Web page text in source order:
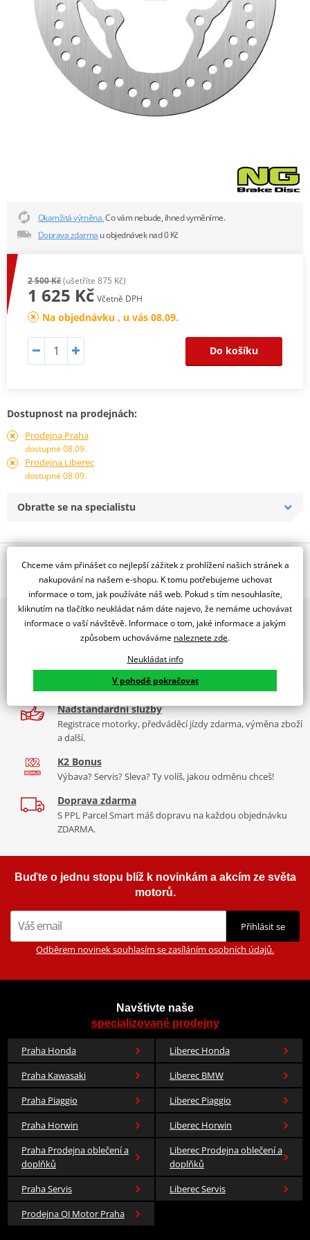
Okamžitá výměna.Co vám nebude, ihned vyměníme.
Doprava zdarma u objednávek nad 0 Kč
2 500 Kč(ušetříte 875 Kč)
1 625 Kč Včetně DPH
Na objednávku , u vás 08.09.
Do košíku
Dostupnost na prodejnách:
Prodejna Praha
dostupné 08.09.
Prodejna Liberec
dostupné 08.09.
Obraťte se na specialistu
Popis a parametry
Jsme autorizovaný
dealer značky NG
Pevný, D200, d64, t4,02x multibrand showroom
9 značek motocyklů, servis, oblečení, doplňky i náhradní
díly, to vše v Praze a Liberci
Více než 30 let zkušeností
Za řídítky motorek, v servisu i prodeji moto vybavení
Nadstandardní služby
Registrace motorky, předváděcí jízdy zdarma, výměna zboží
a další.
K2 Bonus
Výbava? Servis? Sleva? Ty volíš, jakou odměnu chceš!
Doprava zdarma
S PPL Parcel Smart máš dopravu na každou objednávku
ZDARMA.
Buďte o jednu stopu blíž k novinkám a akcím ze světa
motorů.
Přihlásit se
Odběrem novinek souhlasím se zasíláním osobních údajů.
Navštivte naše
specializované prodejny
Praha Honda
Liberec Honda
Praha Kawasaki
Liberec BMW
Praha Piaggio
Liberec Piaggio
Praha Horwin
Liberec Horwin
Praha Prodejna oblečení a
doplňků
Liberec Prodejna oblečení a
doplňků
Praha Servis
Liberec Servis
Prodejna QJ Motor Praha
Chceme vám přinášet co nejlepší zážitek z prohlížení našich stránek a
nakupování na našem e-shopu. K tomu potřebujeme uchovat
informace o tom, jak používáte náš web. Pokud s tím nesouhlasíte,
kliknutím na tlačítko neukládat nám dáte najevo, že nemáme uchovávat
informace o vaší návštěvě. Informace o tom, jaké informace a jakým
způsobem uchováváme naleznete zde.
Neukládat info
V pohodě pokračovat